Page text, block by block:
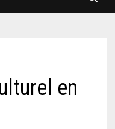
en